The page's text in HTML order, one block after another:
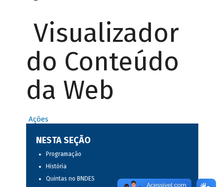
Visualizador
do Conteúdo
da Web
Ações
NESTA SEÇÃO
Programação
História
Quintas no BNDES